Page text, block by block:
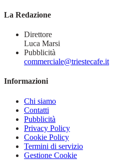
La Redazione
Direttore
Luca Marsi
Pubblicità
commerciale@triestecafe.it
Informazioni
Chi siamo
Contatti
Pubblicità
Privacy Policy
Cookie Policy
Termini di servizio
Gestione Cookie